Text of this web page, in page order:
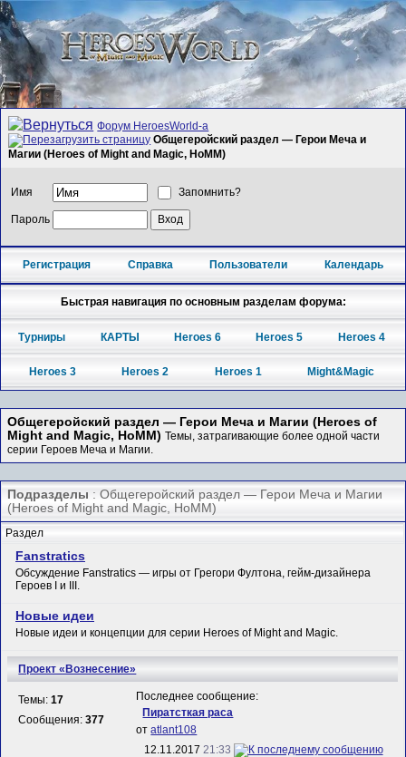
Форум HeroesWorld-а
Общегеройский раздел — Герои Меча и
Магии (Heroes of Might and Magic, HoMM)
Имя Запомнить?
Пароль
Регистрация Справка Пользователи Календарь
Быстрая навигация по основным разделам форума:
Турниры КАРТЫ Heroes 6 Heroes 5 Heroes 4
Heroes 3 Heroes 2 Heroes 1 Might&Magic
Общегеройский раздел — Герои Меча и Магии (Heroes of
Might and Magic, HoMM) Темы, затрагивающие более одной части
серии Героев Меча и Магии.
Подразделы : Общегеройский раздел — Герои Меча и Магии
(Heroes of Might and Magic, HoMM)
Раздел
Fanstratics
Обсуждение Fanstratics — игры от Грегори Фултона, гейм-дизайнера
Героев I и III.
Новые идеи
Новые идеи и концепции для серии Heroes of Might and Magic.
Проект «Вознесение»
Темы:17
Сообщения:377
Последнее сообщение:
Пиратсткая раса
отatlant108
12.11.2017 21:33